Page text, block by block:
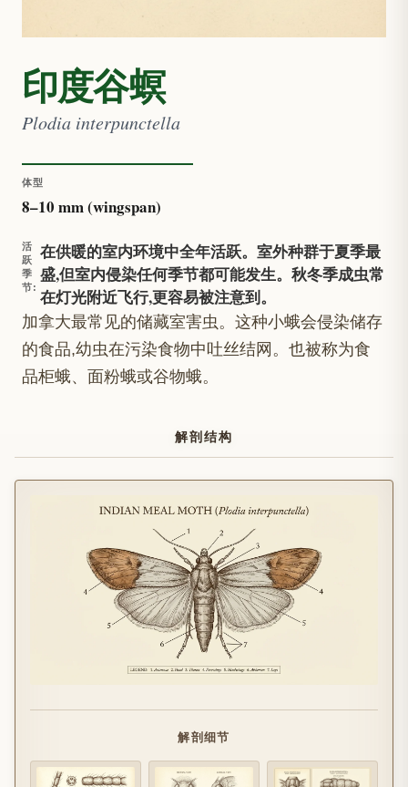
印度谷螟
Plodia interpunctella
体型
8–10 mm (wingspan)
活
跃
季
节:
在供暖的室内环境中全年活跃。室外种群于夏季最
盛,但室内侵染任何季节都可能发生。秋冬季成虫常
在灯光附近飞行,更容易被注意到。
加拿大最常见的储藏室害虫。这种小蛾会侵染储存
的食品,幼虫在污染食物中吐丝结网。也被称为食
品柜蛾、面粉蛾或谷物蛾。
解剖结构
解剖细节